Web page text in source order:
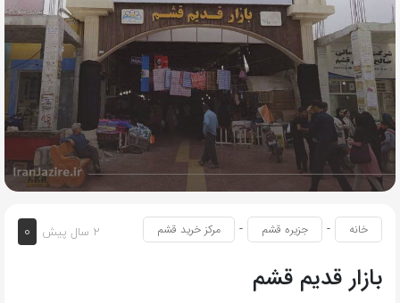
2 سال پیش 0 خانه - جزیره قشم - مرکز خرید قشم
بازار قدیم قشم